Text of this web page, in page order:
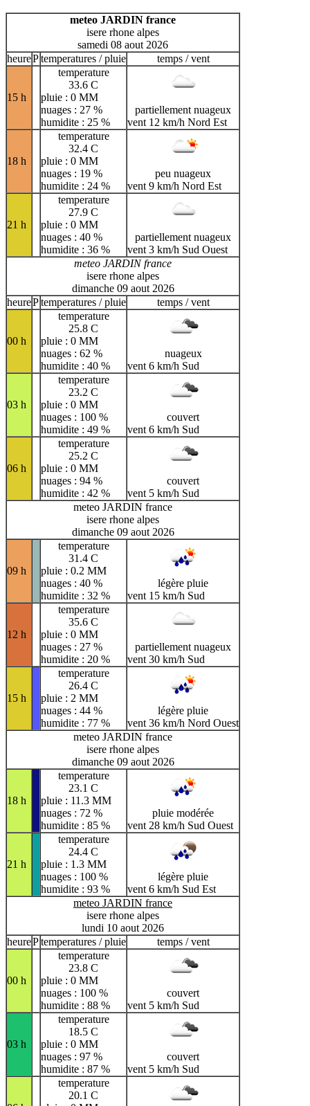
meteo JARDIN france
isere rhone alpes
samedi 08 aout 2026
heurePtemperatures / pluie temps / vent
15 h
temperature
33.6 C
pluie : 0 MM
nuages : 27 %
humidite : 25 %
partiellement nuageux
vent 12 km/h Nord Est
18 h
temperature
32.4 C
pluie : 0 MM
nuages : 19 %
humidite : 24 %
peu nuageux
vent 9 km/h Nord Est
21 h
temperature
27.9 C
pluie : 0 MM
nuages : 40 %
humidite : 36 %
partiellement nuageux
vent 3 km/h Sud Ouest
meteo JARDIN france
isere rhone alpes
dimanche 09 aout 2026
heurePtemperatures / pluie temps / vent
00 h
temperature
25.8 C
pluie : 0 MM
nuages : 62 %
humidite : 40 %
nuageux
vent 6 km/h Sud
03 h
temperature
23.2 C
pluie : 0 MM
nuages : 100 %
humidite : 49 %
couvert
vent 6 km/h Sud
06 h
temperature
25.2 C
pluie : 0 MM
nuages : 94 %
humidite : 42 %
couvert
vent 5 km/h Sud
meteo JARDIN france
isere rhone alpes
dimanche 09 aout 2026
09 h
temperature
31.4 C
pluie : 0.2 MM
nuages : 40 %
humidite : 32 %
légère pluie
vent 15 km/h Sud
12 h
temperature
35.6 C
pluie : 0 MM
nuages : 27 %
humidite : 20 %
partiellement nuageux
vent 30 km/h Sud
15 h
temperature
26.4 C
pluie : 2 MM
nuages : 44 %
humidite : 77 %
légère pluie
vent 36 km/h Nord Ouest
meteo JARDIN france
isere rhone alpes
dimanche 09 aout 2026
18 h
temperature
23.1 C
pluie : 11.3 MM
nuages : 72 %
humidite : 85 %
pluie modérée
vent 28 km/h Sud Ouest
21 h
temperature
24.4 C
pluie : 1.3 MM
nuages : 100 %
humidite : 93 %
légère pluie
vent 6 km/h Sud Est
meteo JARDIN france
isere rhone alpes
lundi 10 aout 2026
heurePtemperatures / pluie temps / vent
00 h
temperature
23.8 C
pluie : 0 MM
nuages : 100 %
humidite : 88 %
couvert
vent 5 km/h Sud
03 h
temperature
18.5 C
pluie : 0 MM
nuages : 97 %
humidite : 87 %
couvert
vent 5 km/h Sud
temperature
20.1 C